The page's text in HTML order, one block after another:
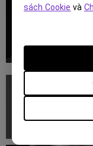
sách Cookie và